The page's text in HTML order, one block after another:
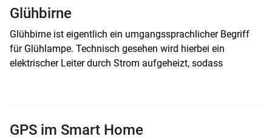
Glühbirne
Glühbirne ist eigentlich ein umgangssprachlicher Begriff
für Glühlampe. Technisch gesehen wird hierbei ein
elektrischer Leiter durch Strom aufgeheizt, sodass
GPS im Smart Home